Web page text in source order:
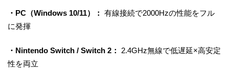
・PC（Windows 10/11）： 有線接続で2000Hzの性能をフル
に発揮
・Nintendo Switch / Switch 2：
2.4GHz無線で低遅延×高安定
性を両立